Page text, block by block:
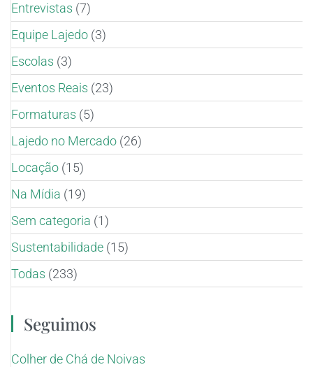
Entrevistas (7)
Equipe Lajedo (3)
Escolas (3)
Eventos Reais (23)
Formaturas (5)
Lajedo no Mercado (26)
Locação (15)
Na Mídia (19)
Sem categoria (1)
Sustentabilidade (15)
Todas (233)
Seguimos
Colher de Chá de Noivas